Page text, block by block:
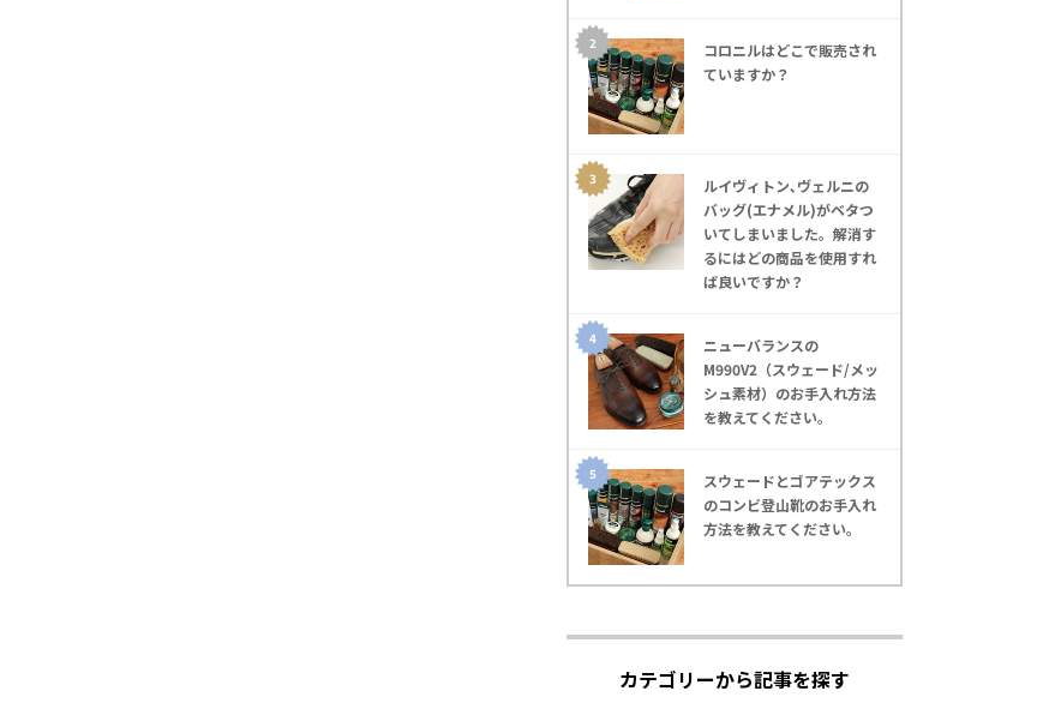
コロニルはどこで販売され
ていますか？
ルイヴィトン､ヴェルニの
バッグ(エナメル)がベタつ
いてしまいました。解消す
るにはどの商品を使用すれ
ば良いですか？
ニューバランスの
M990V2（スウェード/メッ
シュ素材）のお手入れ方法
を教えてください｡
スウェードとゴアテックス
のコンビ登山靴のお手入れ
方法を教えてください｡
カテゴリーから記事を探す